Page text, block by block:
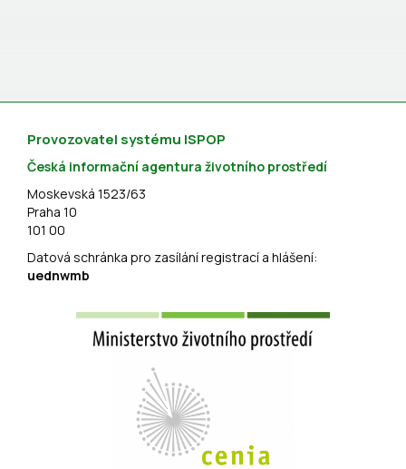
Provozovatel systému ISPOP
Česká informační agentura životního prostředí
Moskevská 1523/63
Praha 10
101 00
Datová schránka pro zasílání registrací a hlášení:
uednwmb